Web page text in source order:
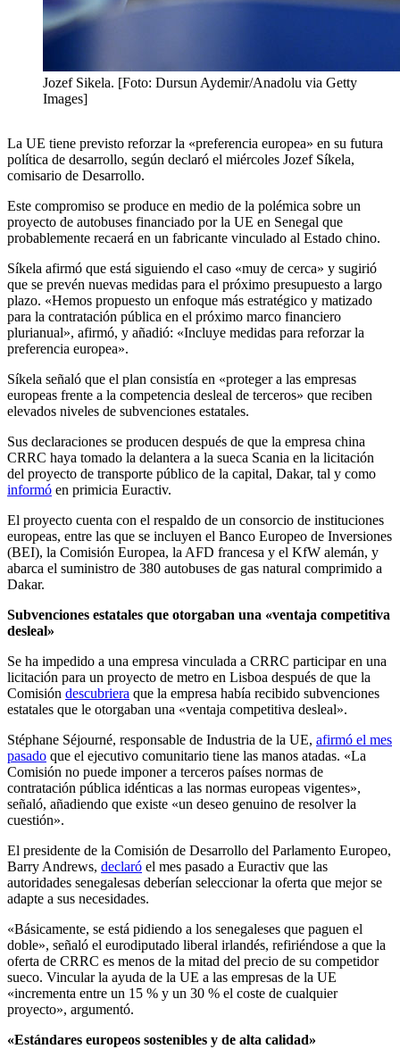
Jozef Sikela. [Foto: Dursun Aydemir/Anadolu via Getty
Images]
La UE tiene previsto reforzar la «preferencia europea» en su futura
política de desarrollo, según declaró el miércoles Jozef Síkela,
comisario de Desarrollo.
Este compromiso se produce en medio de la polémica sobre un
proyecto de autobuses financiado por la UE en Senegal que
probablemente recaerá en un fabricante vinculado al Estado chino.
Síkela afirmó que está siguiendo el caso «muy de cerca» y sugirió
que se prevén nuevas medidas para el próximo presupuesto a largo
plazo. «Hemos propuesto un enfoque más estratégico y matizado
para la contratación pública en el próximo marco financiero
plurianual», afirmó, y añadió: «Incluye medidas para reforzar la
preferencia europea».
Síkela señaló que el plan consistía en «proteger a las empresas
europeas frente a la competencia desleal de terceros» que reciben
elevados niveles de subvenciones estatales.
Sus declaraciones se producen después de que la empresa china
CRRC haya tomado la delantera a la sueca Scania en la licitación
del proyecto de transporte público de la capital, Dakar, tal y como
informó en primicia Euractiv.
El proyecto cuenta con el respaldo de un consorcio de instituciones
europeas, entre las que se incluyen el Banco Europeo de Inversiones
(BEI), la Comisión Europea, la AFD francesa y el KfW alemán, y
abarca el suministro de 380 autobuses de gas natural comprimido a
Dakar.
Subvenciones estatales que otorgaban una «ventaja competitiva
desleal»
Se ha impedido a una empresa vinculada a CRRC participar en una
licitación para un proyecto de metro en Lisboa después de que la
Comisión descubriera que la empresa había recibido subvenciones
estatales que le otorgaban una «ventaja competitiva desleal».
Stéphane Séjourné, responsable de Industria de la UE, afirmó el mes
pasado que el ejecutivo comunitario tiene las manos atadas. «La
Comisión no puede imponer a terceros países normas de
contratación pública idénticas a las normas europeas vigentes»,
señaló, añadiendo que existe «un deseo genuino de resolver la
cuestión».
El presidente de la Comisión de Desarrollo del Parlamento Europeo,
Barry Andrews, declaró el mes pasado a Euractiv que las
autoridades senegalesas deberían seleccionar la oferta que mejor se
adapte a sus necesidades.
«Básicamente, se está pidiendo a los senegaleses que paguen el
doble», señaló el eurodiputado liberal irlandés, refiriéndose a que la
oferta de CRRC es menos de la mitad del precio de su competidor
sueco. Vincular la ayuda de la UE a las empresas de la UE
«incrementa entre un 15 % y un 30 % el coste de cualquier
proyecto», argumentó.
«Estándares europeos sostenibles y de alta calidad»